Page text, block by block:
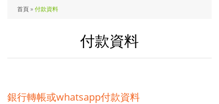
首頁»付款資料
付款資料
銀行轉帳或whatsapp付款資料